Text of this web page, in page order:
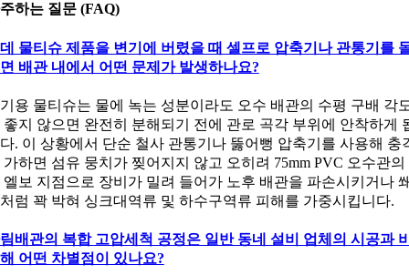
하는 질문 (FAQ)
물티슈 제품을 변기에 버렸을 때 셀프로 압축기나 관통기를
배관 내에서 어떤 문제가 발생하나요?
용 물티슈는 물에 녹는 성분이라도 오수 배관의 수평 구배 각
좋지 않으면 완전히 분해되기 전에 관로 곡각 부위에 안착하게
. 이 상황에서 단순 철사 관통기나 뚫어뻥 압축기를 사용해 충
가하면 섬유 뭉치가 찢어지지 않고 오히려 75mm PVC 오수관의
엘보 지점으로 장비가 밀려 들어가 노후 배관을 파손시키거나
럼 꽉 박혀 싱크대역류 및 하수구역류 피해를 가중시킵니다.
배관의 복합 고압세척 공정은 일반 동네 설비 업체의 시공과
어떤 차별점이 있나요?